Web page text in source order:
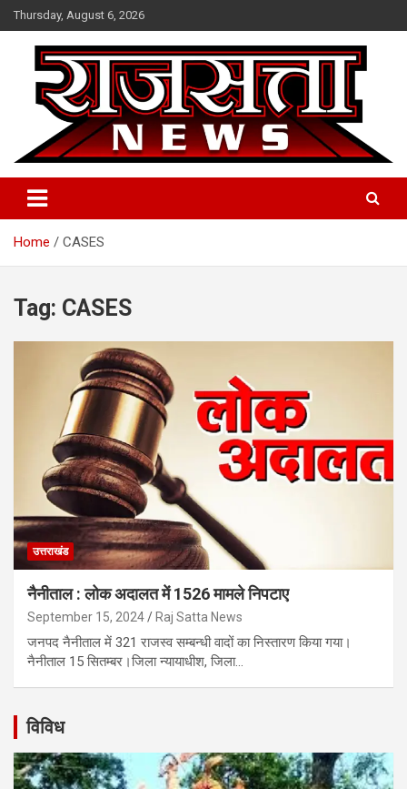
Skip
to
content
Thursday, August 6, 2026
Raj Satta News
Home CASES
Tag: CASES
उत्तराखंड
नैनीताल : लोक अदालत में 1526 मामले निपटाए
September 15, 2024 Raj Satta News
जनपद नैनीताल में 321 राजस्व सम्बन्धी वादों का निस्तारण किया गया।
नैनीताल 15 सितम्बर।जिला न्यायाधीश, जिला…
विविध